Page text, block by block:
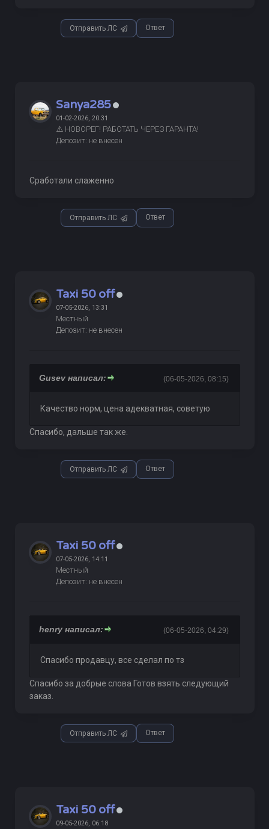
Отправить ЛС Ответ
Sanya285
01-02-2026, 20:31
⚠️ НОВОРЕГ! РАБОТАТЬ ЧЕРЕЗ ГАРАНТА!
Депозит: не внесен
Сработали слаженно
Отправить ЛС Ответ
Taxi 50 off
07-05-2026, 13:31
Местный
Депозит: не внесен
(06-05-2026, 08:15)
Gusev написал:
Качество норм, цена адекватная, советую
Спасибо, дальше так же.
Отправить ЛС Ответ
Taxi 50 off
07-05-2026, 14:11
Местный
Депозит: не внесен
(06-05-2026, 04:29)
henry написал:
Спасибо продавцу, все сделал по тз
Спасибо за добрые слова Готов взять следующий
заказ.
Отправить ЛС Ответ
Taxi 50 off
09-05-2026, 06:18